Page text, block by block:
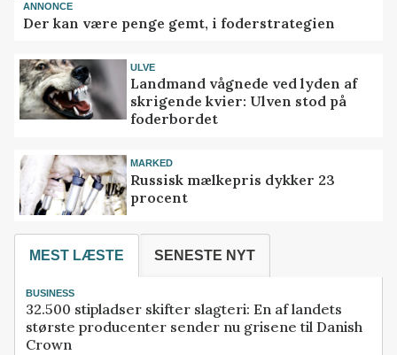
ANNONCE
Der kan være penge gemt, i foderstrategien
ULVE
Landmand vågnede ved lyden af
skrigende kvier: Ulven stod på
foderbordet
MARKED
Russisk mælkepris dykker 23
procent
MEST LÆSTE SENESTE NYT
BUSINESS
32.500 stipladser skifter slagteri: En af landets
største producenter sender nu grisene til Danish
Crown